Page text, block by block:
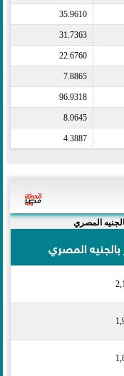
35.9610
31.7363
22.6760
7.8865
96.9318
8.0645
4.3887
المصري
بالجنيه المصري